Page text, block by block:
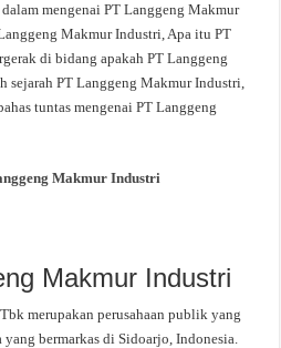
mengenai PT Langgeng Makmur
Makmur Industri, Apa itu PT
di bidang apakah PT Langgeng
sejarah PT Langgeng Makmur Industri,
tuntas mengenai PT Langgeng
Makmur Industri
Makmur Industri
merupakan perusahaan publik yang
bermarkas di Sidoarjo, Indonesia.